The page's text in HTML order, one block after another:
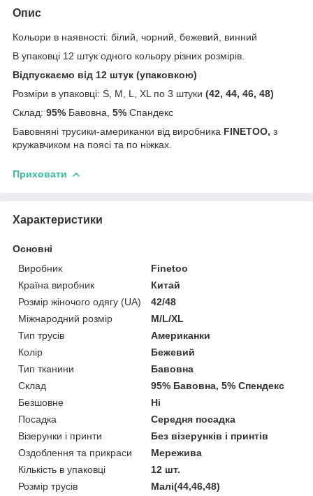
Опис
Кольори в наявності: білий, чорний, бежевий, винний
В упаковці 12 штук одного кольору різних розмірів.
Відпускаємо від 12 штук (упаковкою)
Розміри в упаковці: S, M, L, XL по 3 штуки (42, 44, 46, 48)
Склад: 95% Бавовна, 5% Спандекс
Бавовняні трусики-американки від виробника FINETOO, з
кружавчиком на поясі та по ніжках.
Приховати
Характеристики
Основні
Виробник
Finetoo
Країна виробник
Китай
Розмір жіночого одягу (UA)
42/48
Міжнародний розмір
M/L/XL
Тип трусів
Американки
Колір
Бежевий
Тип тканини
Бавовна
Склад
95% Бавовна, 5% Спендекс
Безшовне
Ні
Посадка
Середня посадка
Візерунки і принти
Без візерунків і принтів
Оздоблення та прикраси
Мережива
Кількість в упаковці
12 шт.
Розмір трусів
Малі(44,46,48)